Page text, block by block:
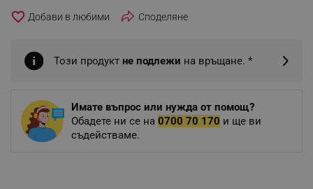
favorite_border Споделяне
Този продукт не подлежи на връщане. *
Имате въпрос или нужда от помощ?
Обадете ни се на 0700 70 170 и ще ви
съдействаме.